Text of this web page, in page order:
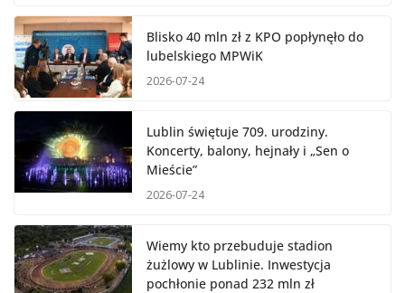
Blisko 40 mln zł z KPO popłynęło do
lubelskiego MPWiK
2026-07-24
Lublin świętuje 709. urodziny.
Koncerty, balony, hejnały i „Sen o
Mieście”
2026-07-24
Wiemy kto przebuduje stadion
żużlowy w Lublinie. Inwestycja
pochłonie ponad 232 mln zł